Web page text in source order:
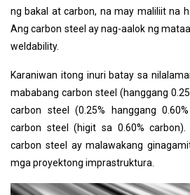
ng bakal at carbon, na may maliliit na
Ang carbon steel ay nag-aalok ng
weldability.
Karaniwan itong inuri batay sa
mababang carbon steel (hanggang
carbon steel (0.25% hanggang
carbon steel (higit sa 0.60%
carbon steel ay malawakang
mga proyektong imprastruktura.